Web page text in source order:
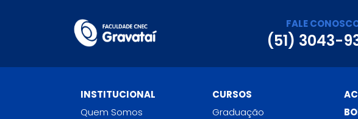
FALE
(51) 3043-
INSTITUCIONAL
Quem Somos
CURSOS
Graduação